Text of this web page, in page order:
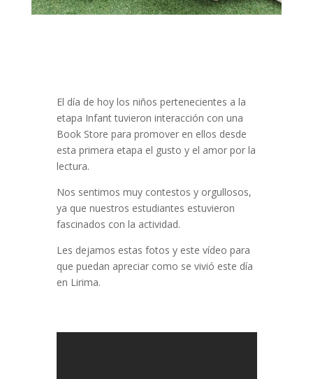
El día de hoy los niños pertenecientes a la
etapa Infant tuvieron interacción con una
Book Store para promover en ellos desde
esta primera etapa el gusto y el amor por la
lectura.
Nos sentimos muy contestos y orgullosos,
ya que nuestros estudiantes estuvieron
fascinados con la actividad.
Les dejamos estas fotos y este vídeo para
que puedan apreciar como se vivió este día
en Lirima.